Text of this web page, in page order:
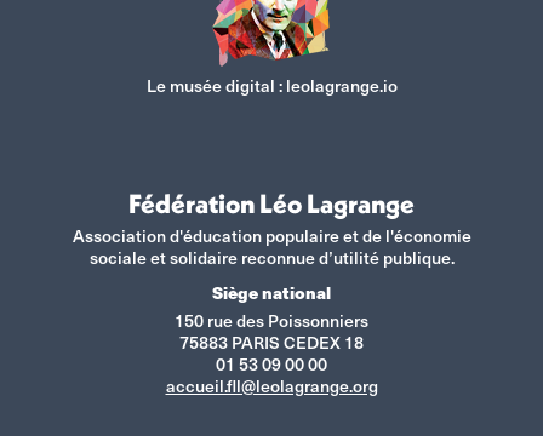
Le musée digital : leolagrange.io
Fédération Léo Lagrange
Association d'éducation populaire et de l'économie
sociale et solidaire reconnue d’utilité publique.
Siège national
150 rue des Poissonniers
75883 PARIS CEDEX 18
01 53 09 00 00
accueil.fll@leolagrange.org